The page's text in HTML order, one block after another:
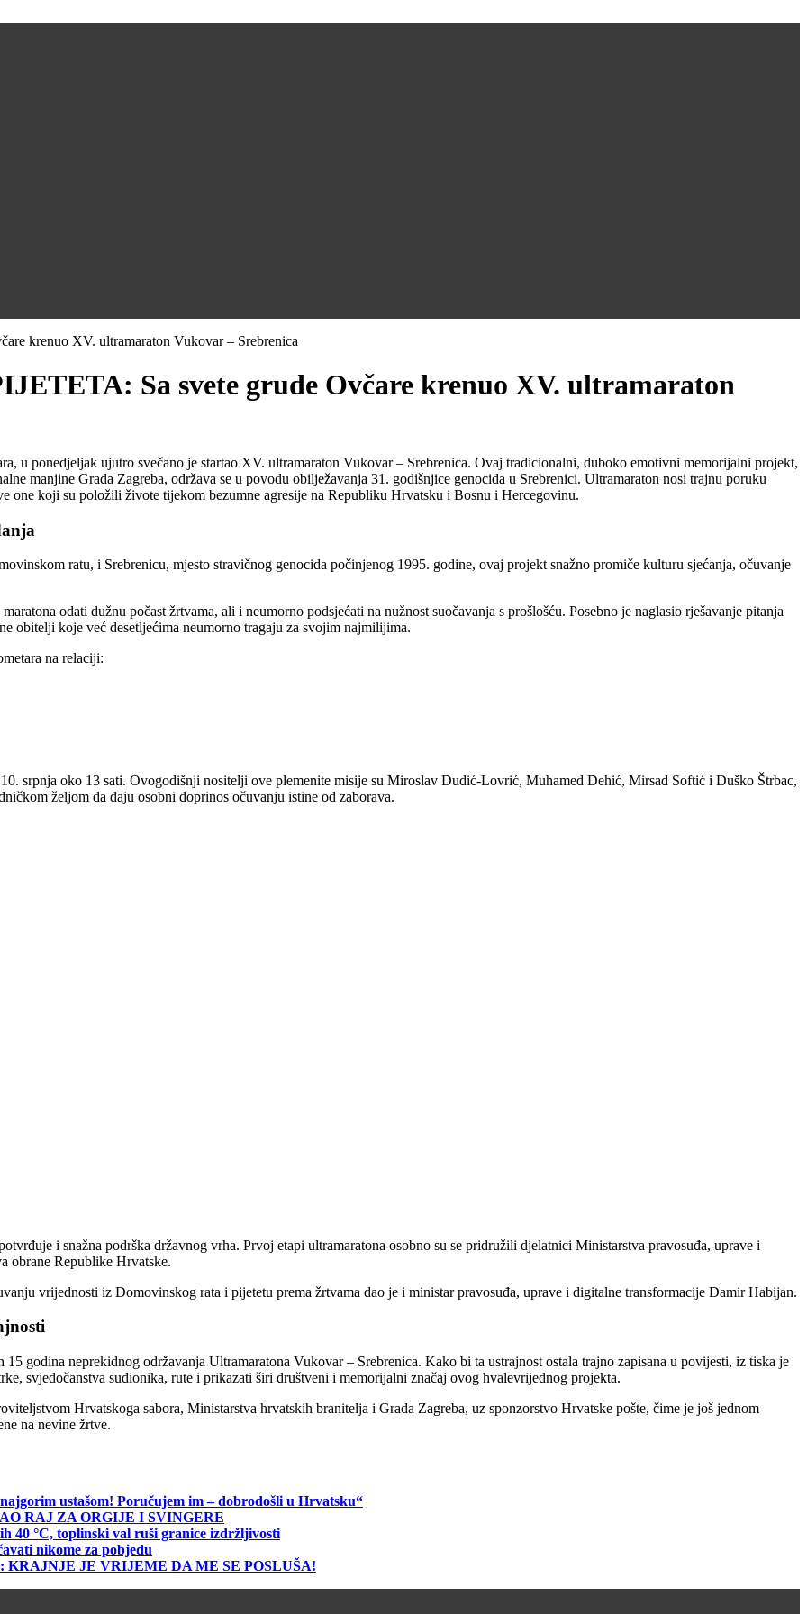
krenuo XV. ultramaraton Vukovar – Srebrenica
Sa svete grude Ovčare krenuo XV. ultramaraton
u ponedjeljak ujutro svečano je startao XV. ultramaraton Vukovar – Srebrenica. Ovaj tradicionalni, duboko emotivni memorijalni projekt,
manjine Grada Zagreba, održava se u povodu obilježavanja 31. godišnjice genocida u Srebrenici. Ultramaraton nosi trajnu poruku
one koji su položili živote tijekom bezumne agresije na Republiku Hrvatsku i Bosnu i Hercegovinu.
ratu, i Srebrenicu, mjesto stravičnog genocida počinjenog 1995. godine, ovaj projekt snažno promiče kulturu sjećanja, očuvanje
odati dužnu počast žrtvama, ali i neumorno podsjećati na nužnost suočavanja s prošlošću. Posebno je naglasio rješavanje pitanja
obitelji koje već desetljećima neumorno tragaju za svojim najmilijima.
na relaciji:
srpnja oko 13 sati. Ovogodišnji nositelji ove plemenite misije su Miroslav Dudić-Lovrić, Muhamed Dehić, Mirsad Softić i Duško Štrbac,
željom da daju osobni doprinos očuvanju istine od zaborava.
i snažna podrška državnog vrha. Prvoj etapi ultramaratona osobno su se pridružili djelatnici Ministarstva pravosuđa, uprave i
obrane Republike Hrvatske.
vrijednosti iz Domovinskog rata i pijetetu prema žrtvama dao je i ministar pravosuđa, uprave i digitalne transformacije Damir Habijan.
godina neprekidnog održavanja Ultramaratona Vukovar – Srebrenica. Kako bi ta ustrajnost ostala trajno zapisana u povijesti, iz tiska je
svjedočanstva sudionika, rute i prikazati širi društveni i memorijalni značaj ovog hvalevrijednog projekta.
Hrvatskoga sabora, Ministarstva hrvatskih branitelja i Grada Zagreba, uz sponzorstvo Hrvatske pošte, čime je još jednom
na nevine žrtve.
ustašom! Poručujem im – dobrodošli u Hrvatsku“
RAJ ZA ORGIJE I SVINGERE
40 °C, toplinski val ruši granice izdržljivosti
nikome za pobjedu
KRAJNJE JE VRIJEME DA ME SE POSLUŠA!